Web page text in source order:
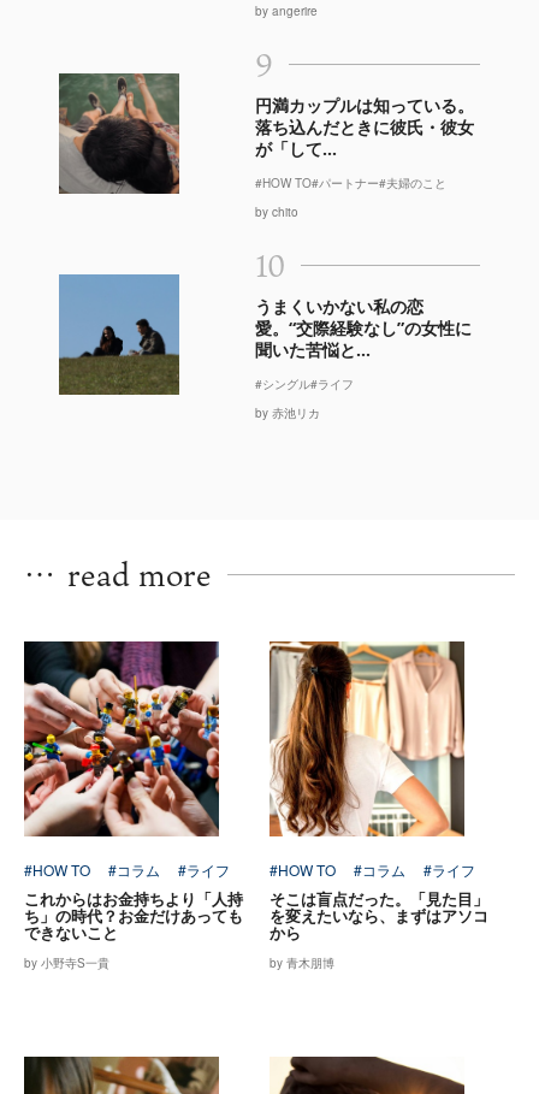
by angerire
9
円満カップルは知っている。
落ち込んだときに彼氏・彼女
が「して...
#HOW TO#パートナー#夫婦のこと
by chito
10
うまくいかない私の恋
愛。“交際経験なし”の女性に
聞いた苦悩と...
#シングル#ライフ
by 赤池リカ
… read more
#HOW TO #コラム #ライフ
これからはお金持ちより「人持
ち」の時代？お金だけあっても
できないこと
by 小野寺S一貴
#HOW TO #コラム #ライフ
そこは盲点だった。「見た目」
を変えたいなら、まずはアソコ
から
by 青木朋博